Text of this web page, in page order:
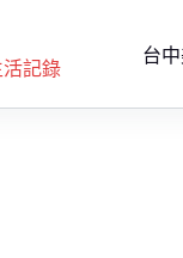
活記錄
台